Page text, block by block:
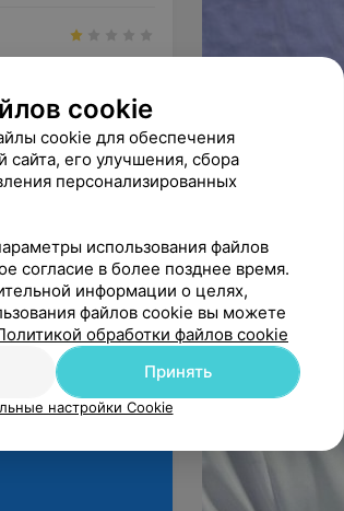
Нежелание
врачу
Анн...
cookie
cookie для обеспечения
сайта, его улучшения, сбора
персонализированных
использования файлов
согласие в более позднее время.
информации о целях,
файлов cookie вы можете
обработки файлов cookie
Принять
настройки Cookie